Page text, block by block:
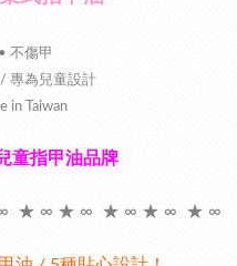
不傷甲
專為兒童設計
in Taiwan
童指甲油品牌
★ ∞ ★ ∞ ★ ∞ ★ ∞ ★ ∞